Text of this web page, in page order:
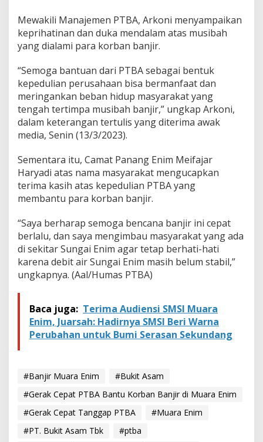
Mewakili Manajemen PTBA, Arkoni menyampaikan
keprihatinan dan duka mendalam atas musibah
yang dialami para korban banjir.
“Semoga bantuan dari PTBA sebagai bentuk
kepedulian perusahaan bisa bermanfaat dan
meringankan beban hidup masyarakat yang
tengah tertimpa musibah banjir,” ungkap Arkoni,
dalam keterangan tertulis yang diterima awak
media, Senin (13/3/2023).
Sementara itu, Camat Panang Enim Meifajar
Haryadi atas nama masyarakat mengucapkan
terima kasih atas kepedulian PTBA yang
membantu para korban banjir.
“Saya berharap semoga bencana banjir ini cepat
berlalu, dan saya mengimbau masyarakat yang ada
di sekitar Sungai Enim agar tetap berhati-hati
karena debit air Sungai Enim masih belum stabil,”
ungkapnya. (Aal/Humas PTBA)
Baca juga: Terima Audiensi SMSI Muara
Enim, Juarsah: Hadirnya SMSI Beri Warna
Perubahan untuk Bumi Serasan Sekundang
#Banjir Muara Enim
#Bukit Asam
#Gerak Cepat PTBA Bantu Korban Banjir di Muara Enim
#Gerak Cepat Tanggap PTBA
#Muara Enim
#PT. Bukit Asam Tbk
#ptba